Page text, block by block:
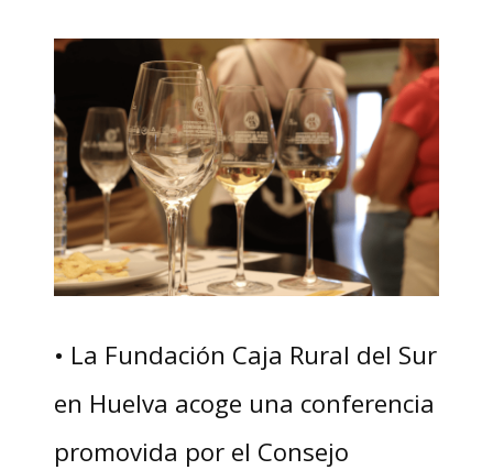
• La Fundación Caja Rural del Sur
en Huelva acoge una conferencia
promovida por el Consejo